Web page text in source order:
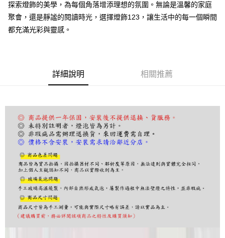
Google Pay
全盈+PAY
AFTEE先享後付是「在收到商品之後才付款」的支付方式。 讓您購物簡單
【「AFTEE先享後付」結帳流程】
１．於結帳方式選擇「AFTEE先享後付」後，將跳轉至「AFTEE先享後付」
２．訂單成立數日內，您將收到繳費通知簡訊。
３．收到繳費通知簡訊後14天內，點擊此簡訊中的連結，可透過四大超商／
ATM／網路銀行／等多元方式進行付款，方視為交易完成。
※ 請注意：結帳手續完成當下不需立刻繳費，但若您需要取消訂單，請聯絡
後付繳納相關費用。
※ 交易是否成功請以「AFTEE先享後付 」之結帳頁面顯示為準，若有關於
是否繳費成功／繳費後需取消欲退款等相關疑問，請聯繫「AFTEE先享後付
客戶支援中心」
宅配
每筆NT$180，滿NT$5,000(含以上)免運費
探索燈飾的美學，為每個角落增添理想的氛圍。無論是溫馨的家庭
聚會，還是靜謐的閱讀時光，選擇燈飾123，讓生活中的每一個瞬間
都充滿光彩與靈感。
詳細說明 相關推薦